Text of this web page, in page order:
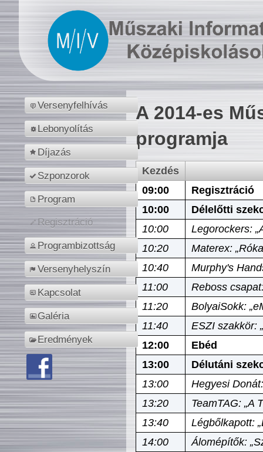
Versenyfelhívás
Lebonyolítás
Díjazás
Szponzorok
Program
Regisztráció
Programbizottság
Versenyhelyszín
Kapcsolat
Galéria
Eredmények
A 2014-es
programja
Kezdés
09:00
Regisztráció
10:00
Délelőtti
10:00
Legorockers:
10:20
Materex:
10:40
Murphy's
11:00
Reboss
11:20
BolyaiSokk:
11:40
ESZI szakkör:
12:00
Ebéd
13:00
Délutáni
13:00
Hegyesi
13:20
TeamTAG: „A
13:40
Légbőlkapott:
14:00
Álomépítők: